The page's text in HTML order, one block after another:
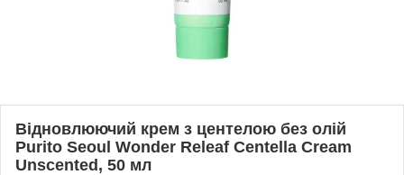
Відновлюючий крем з центелою без олій
Purito Seoul Wonder Releaf Centella Cream
Unscented, 50 мл